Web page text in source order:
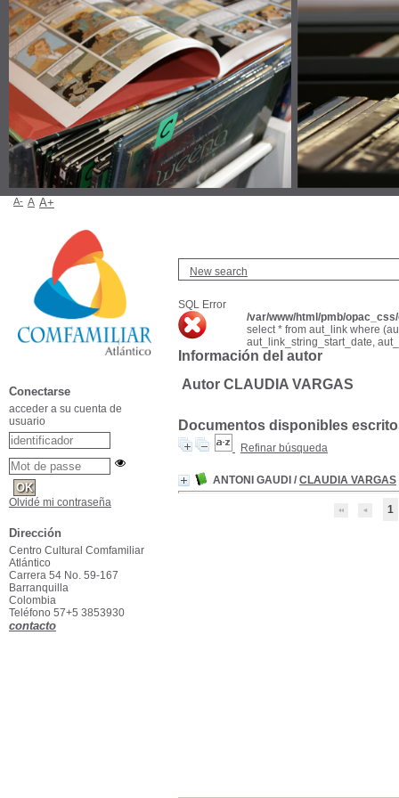
New search
SQL Error
/var/www/html/pmb/
select * from aut_link where
aut_link_string_start_date,
Información del autor
Autor CLAUDIA VARGAS
Documentos disponibles
Refinar búsqueda
ANTONI GAUDI / CLAUDIA VARGAS
1
A- A A+
Conectarse
acceder a su cuenta de
usuario
Olvidé mi contraseña
Dirección
Centro Cultural Comfamiliar
Atlántico
Carrera 54 No. 59-167
Barranquilla
Colombia
Teléfono 57+5 3853930
contacto